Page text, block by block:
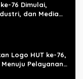
76 Dimulai,
dan Media
Bersama”
Logo HUT ke-76,
Pelayanan